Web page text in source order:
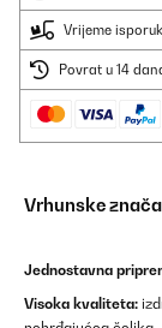
Vrijeme
Povrat u 14
Vrhunske
Jednostavna
Visoka kvaliteta: